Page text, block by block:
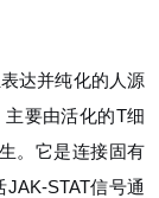
达并纯化的人源
要由活化的T细
。它是连接固有
STAT信号通